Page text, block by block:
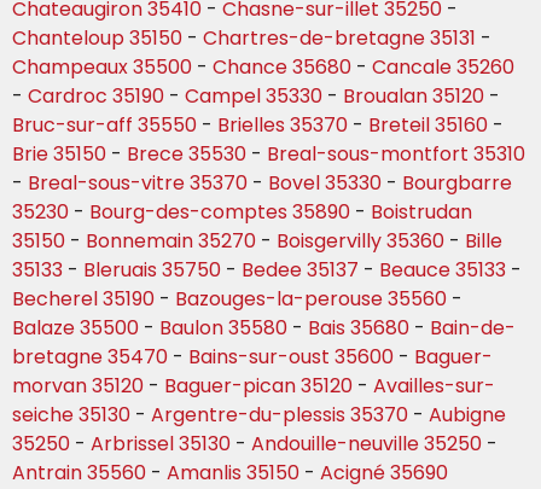
Chateaugiron 35410 - Chasne-sur-illet 35250 -
Chanteloup 35150 - Chartres-de-bretagne 35131 -
Champeaux 35500 - Chance 35680 - Cancale 35260
- Cardroc 35190 - Campel 35330 - Broualan 35120 -
Bruc-sur-aff 35550 - Brielles 35370 - Breteil 35160 -
Brie 35150 - Brece 35530 - Breal-sous-montfort 35310
- Breal-sous-vitre 35370 - Bovel 35330 - Bourgbarre
35230 - Bourg-des-comptes 35890 - Boistrudan
35150 - Bonnemain 35270 - Boisgervilly 35360 - Bille
35133 - Bleruais 35750 - Bedee 35137 - Beauce 35133 -
Becherel 35190 - Bazouges-la-perouse 35560 -
Balaze 35500 - Baulon 35580 - Bais 35680 - Bain-de-
bretagne 35470 - Bains-sur-oust 35600 - Baguer-
morvan 35120 - Baguer-pican 35120 - Availles-sur-
seiche 35130 - Argentre-du-plessis 35370 - Aubigne
35250 - Arbrissel 35130 - Andouille-neuville 35250 -
Antrain 35560 - Amanlis 35150 - Acigné 35690